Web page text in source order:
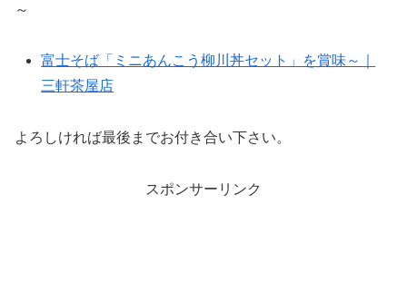
～
富士そば「ミニあんこう柳川丼セット」を賞味～｜
三軒茶屋店
よろしければ最後までお付き合い下さい。
スポンサーリンク